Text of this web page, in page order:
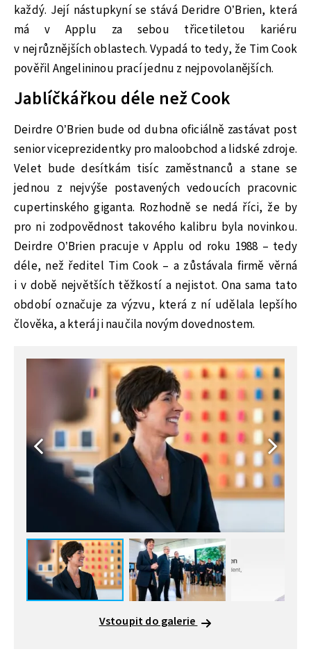
každý. Její nástupkyní se stává Deridre O’Brien, která
má v Applu za sebou třicetiletou kariéru
v nejrůznějších oblastech. Vypadá to tedy, že Tim Cook
pověřil Angelininou prací jednu z nejpovolanějších.
Jablíčkářkou déle než Cook
Deirdre O’Brien bude od dubna oficiálně zastávat post
senior viceprezidentky pro maloobchod a lidské zdroje.
Velet bude desítkám tisíc zaměstnanců a stane se
jednou z nejvýše postavených vedoucích pracovnic
cupertinského giganta. Rozhodně se nedá říci, že by
pro ni zodpovědnost takového kalibru byla novinkou.
Deirdre O’Brien pracuje v Applu od roku 1988 – tedy
déle, než ředitel Tim Cook – a zůstávala firmě věrná
i v době největších těžkostí a nejistot. Ona sama tato
období označuje za výzvu, která z ní udělala lepšího
člověka, a která ji naučila novým dovednostem.
Vstoupit do galerie